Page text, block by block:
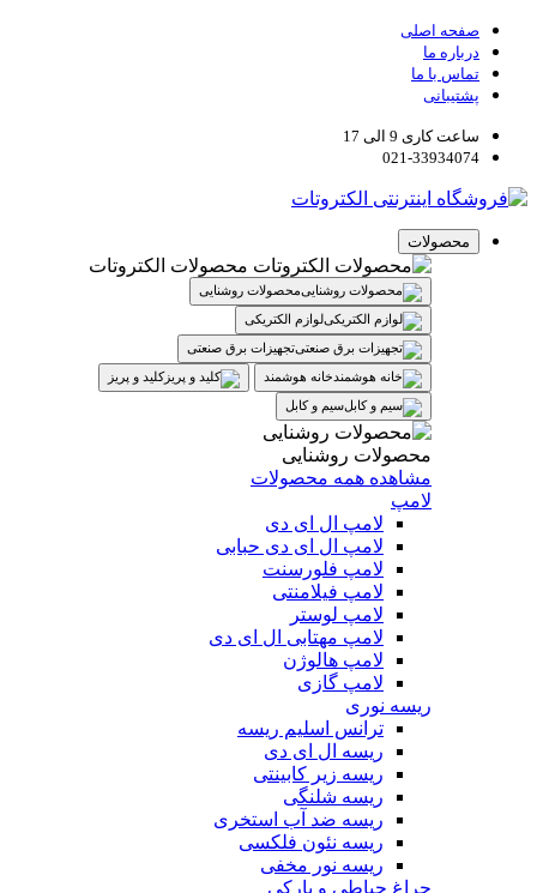
صفحه اصلی
درباره ما
تماس با ما
پشتیبانی
ساعت کاری 9 الی 17
021-33934074
محصولات
محصولات الکتروتات
محصولات روشنایی
لوازم الکتریکی
تجهیزات برق صنعتی
خانه هوشمند
کلید و پریز
سیم و کابل
محصولات روشنایی
مشاهده همه محصولات
لامپ
لامپ ال ای دی
لامپ ال ای دی حبابی
لامپ فلورسنت
لامپ فیلامنتی
لامپ لوستر
لامپ مهتابی ال ای دی
لامپ هالوژن
لامپ گازی
ریسه نوری
ترانس اسلیم ریسه
ریسه ال ای دی
ریسه زیر کابینتی
ریسه شلنگی
ریسه ضد آب استخری
ریسه نئون فلکسی
ریسه نور مخفی
چراغ حیاطی و پارکی